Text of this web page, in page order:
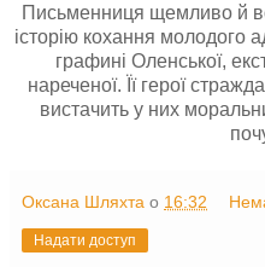
Письменниця щемливо й
історію кохання молодого
графині Оленської,
нареченої. Її герої
вистачить у них
Оксана Шляхта о 16:32
Надати доступ